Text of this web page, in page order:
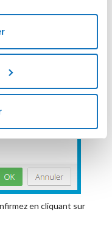
en cliquant sur